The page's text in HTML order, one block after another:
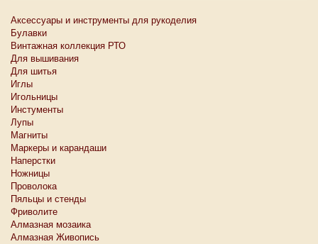
Аксессуары и инструменты для рукоделия
Булавки
Винтажная коллекция РТО
Для вышивания
Для шитья
Иглы
Игольницы
Инстументы
Лупы
Магниты
Маркеры и карандаши
Наперстки
Ножницы
Проволока
Пяльцы и стенды
Фриволите
Алмазная мозаика
Алмазная Живопись